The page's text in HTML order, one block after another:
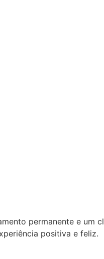
permanente e um
positiva e feliz.